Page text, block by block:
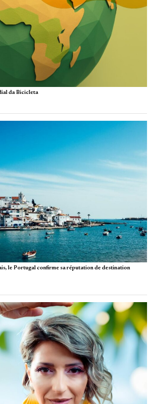
da Bicicleta
le Portugal confirme sa réputation de destination